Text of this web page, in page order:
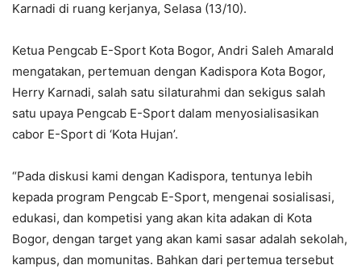
Karnadi di ruang kerjanya, Selasa (13/10).
Ketua Pengcab E-Sport Kota Bogor, Andri Saleh Amarald
mengatakan, pertemuan dengan Kadispora Kota Bogor,
Herry Karnadi, salah satu silaturahmi dan sekigus salah
satu upaya Pengcab E-Sport dalam menyosialisasikan
cabor E-Sport di ‘Kota Hujan’.
“Pada diskusi kami dengan Kadispora, tentunya lebih
kepada program Pengcab E-Sport, mengenai sosialisasi,
edukasi, dan kompetisi yang akan kita adakan di Kota
Bogor, dengan target yang akan kami sasar adalah sekolah,
kampus, dan momunitas. Bahkan dari pertemua tersebut